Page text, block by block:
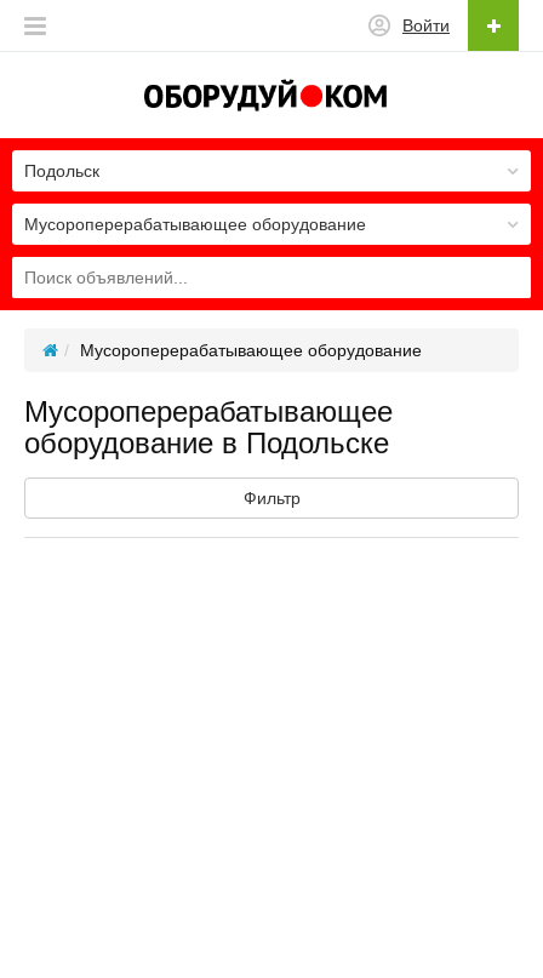
Войти
Мусороперерабатывающее оборудование
Подольск
Мусороперерабатывающее оборудование
Мусороперерабатывающее
оборудование в Подольске
Фильтр